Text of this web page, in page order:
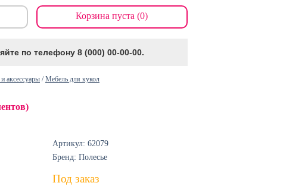
Корзина пуста (0)
по телефону 8 (000) 00-00-00.
аксессуары /Мебель для кукол
Артикул: 62079
Бренд: Полесье
Под заказ